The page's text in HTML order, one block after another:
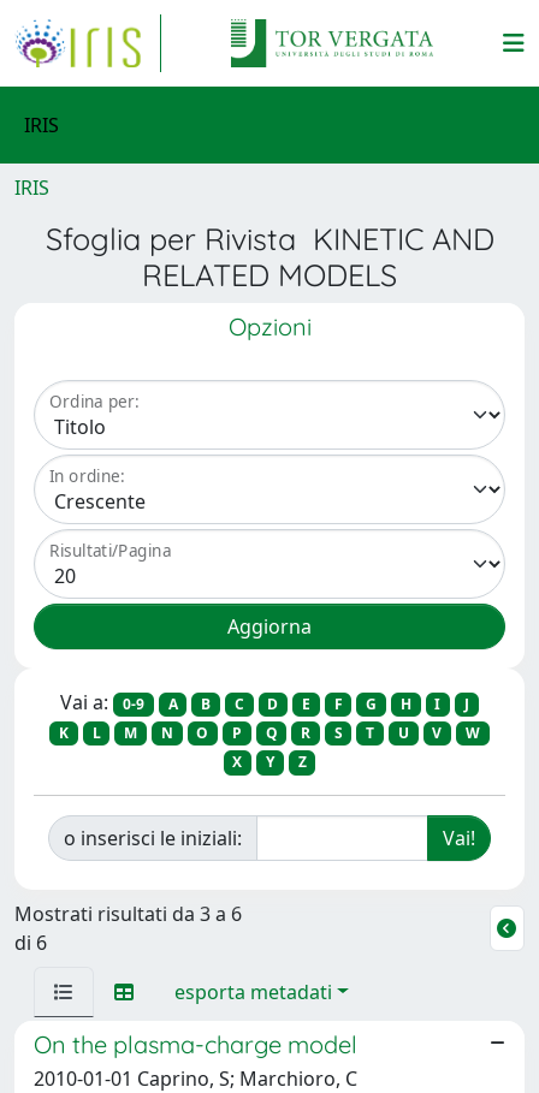
IRIS
IRIS
Sfoglia per Rivista KINETIC AND
RELATED MODELS
Opzioni
Ordina per:
In ordine:
Risultati/Pagina
Vai a: 0-9 A B C D E F G H I
J
K
L M N O P Q R S T U V
W
X
Y Z
o inserisci le iniziali:
Mostrati risultati da 3 a 6
di 6
esporta metadati
On the plasma-charge model
2010-01-01 Caprino, S; Marchioro, C